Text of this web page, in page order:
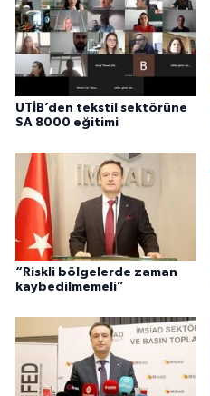
UTİB’den tekstil sektörüne
SA 8000 eğitimi
“Riskli bölgelerde zaman
kaybedilmemeli”